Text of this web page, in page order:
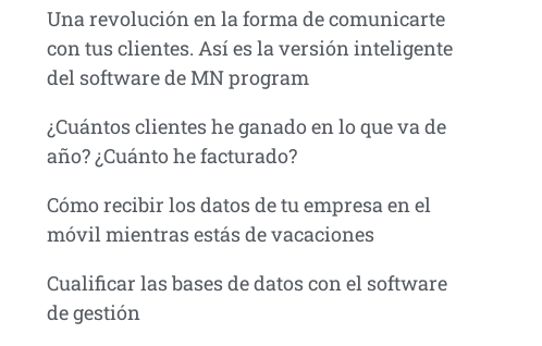
Una revolución en la forma de comunicarte
con tus clientes. Así es la versión inteligente
del software de MN program
¿Cuántos clientes he ganado en lo que va de
año? ¿Cuánto he facturado?
Cómo recibir los datos de tu empresa en el
móvil mientras estás de vacaciones
Cualificar las bases de datos con el software
de gestión